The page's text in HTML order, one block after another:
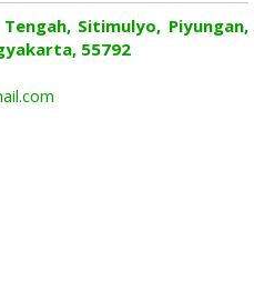
Sitimulyo, Piyungan,
55792